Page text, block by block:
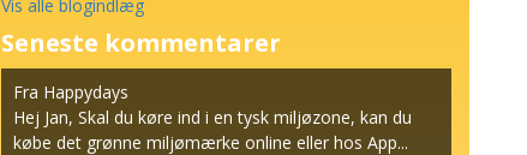
Vis alle blogindlæg
Seneste kommentarer
Fra Happydays
Hej Jan, Skal du køre ind i en tysk miljøzone, kan du
købe det grønne miljømærke online eller hos App...